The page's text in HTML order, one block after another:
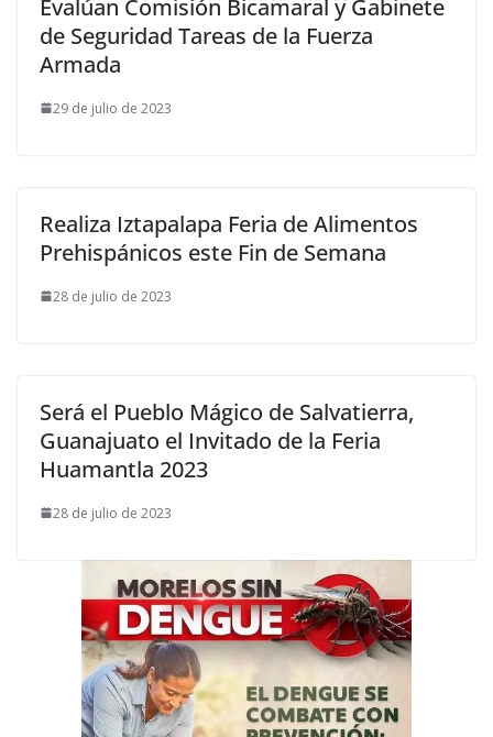
Evalúan Comisión Bicamaral y Gabinete
de Seguridad Tareas de la Fuerza
Armada
29 de julio de 2023
Realiza Iztapalapa Feria de Alimentos
Prehispánicos este Fin de Semana
28 de julio de 2023
Será el Pueblo Mágico de Salvatierra,
Guanajuato el Invitado de la Feria
Huamantla 2023
28 de julio de 2023